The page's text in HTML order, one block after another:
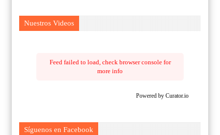
Nuestros Videos
Feed failed to load, check browser console for
more info
Powered by Curator.io
Síguenos en Facebook